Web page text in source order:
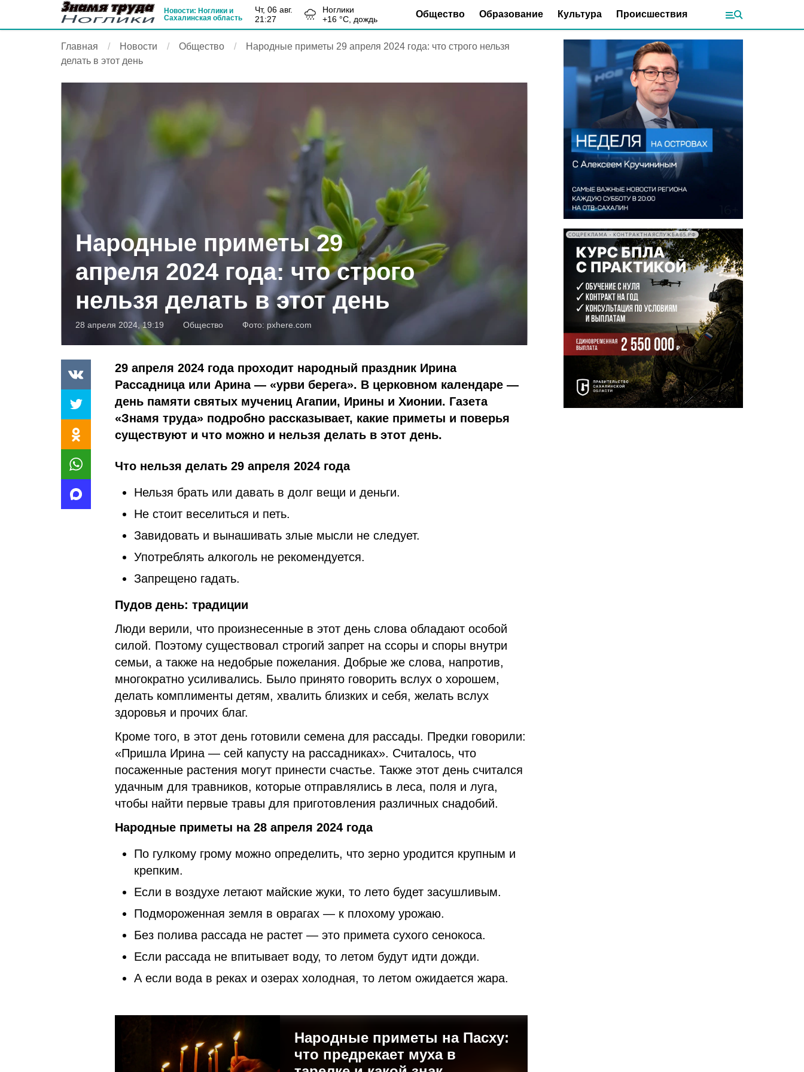
Новости: Ноглики и
Сахалинская область
чт, 06 авг.
21:27
Ноглики
+16 °С, дождь Общество Образование Культура Происшествия
Главная Новости Общество
Народные приметы 29 апреля 2024 года: что строго нельзя
делать в этот день
Народные приметы 29
апреля 2024 года: что строго
нельзя делать в этот день
28 апреля 2024, 19:19 Общество Фото: pxhere.com
29 апреля 2024 года проходит народный праздник Ирина
Рассадница или Арина — «урви берега». В церковном календаре —
день памяти святых мучениц Агапии, Ирины и Хионии. Газета
«Знамя труда» подробно рассказывает, какие приметы и поверья
существуют и что можно и нельзя делать в этот день.
Что нельзя делать 29 апреля 2024 года
Нельзя брать или давать в долг вещи и деньги.
Не стоит веселиться и петь.
Завидовать и вынашивать злые мысли не следует.
Употреблять алкоголь не рекомендуется.
Запрещено гадать.
Пудов день: традиции
Люди верили, что произнесенные в этот день слова обладают особой
силой. Поэтому существовал строгий запрет на ссоры и споры внутри
семьи, а также на недобрые пожелания. Добрые же слова, напротив,
многократно усиливались. Было принято говорить вслух о хорошем,
делать комплименты детям, хвалить близких и себя, желать вслух
здоровья и прочих благ.
Кроме того, в этот день готовили семена для рассады. Предки говорили:
«Пришла Ирина — сей капусту на рассадниках». Считалось, что
посаженные растения могут принести счастье. Также этот день считался
удачным для травников, которые отправлялись в леса, поля и луга,
чтобы найти первые травы для приготовления различных снадобий.
Народные приметы на 28 апреля 2024 года
По гулкому грому можно определить, что зерно уродится крупным и
крепким.
Если в воздухе летают майские жуки, то лето будет засушливым.
Подмороженная земля в оврагах — к плохому урожаю.
Без полива рассада не растет — это примета сухого сенокоса.
Если рассада не впитывает воду, то летом будут идти дожди.
А если вода в реках и озерах холодная, то летом ожидается жара.
Народные приметы на Пасху:
что предрекает муха в
СОЦРЕКЛАМА • КОНТРАКТНАЯСЛУЖБА65.РФ